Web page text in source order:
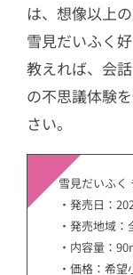
は、想像以上
雪見だいふく
教えれば、会
の不思議体験
さい。
雪見だいふく
・発売日：
・発売地域：
・内容量：
・価格：希望